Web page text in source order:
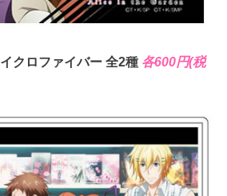
クロファイバー 全2種 各600円(税